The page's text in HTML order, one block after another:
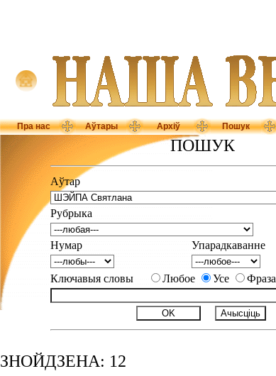
Пра нас Аўтары Архіў Пошук
ПОШУК
Аўтар
Рубрыка
Нумар Упарадкаванне
Ключавыя словы Любое Усе Фраза
ЗНОЙДЗЕНА: 12